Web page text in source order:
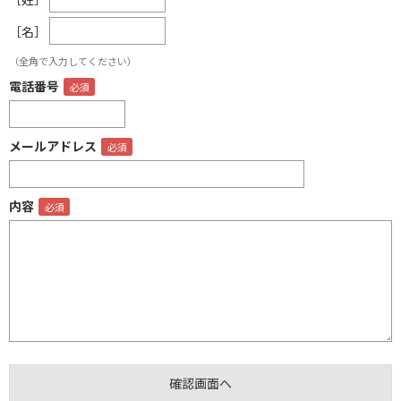
［名］
（全角で入力してください）
電話番号
メールアドレス
内容